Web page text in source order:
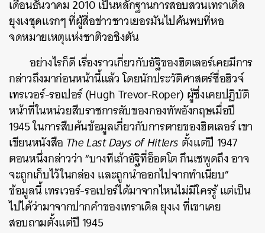
เดือนธันวาคม 2010 เป็นหลักฐานการสอบสวนเทราเดิล
ยุงเงชุดแรกๆ ที่ผู้สื่อข่าวชาวเยอรมันไปค้นพบที่หอ
จดหมายเหตุแห่งชาติวอชิงตัน
อย่างไรก็ดี เรื่องราวเกี่ยวกับอัฐิของฮิตเลอร์เคยมีการ
กล่าวถึงมาก่อนหน้านี้แล้ว โดยนักประวัติศาสตร์ชื่อฮิวจ์
เทรเวอร์-รอเปอร์ (Hugh Trevor-Roper) ผู้ซึ่งเคยปฏิบัติ
หน้าที่ในหน่วยสืบราชการลับของกองทัพอังกฤษเมื่อปี
1945 ในการสืบค้นข้อมูลเกี่ยวกับการตายของฮิตเลอร์ เขา
เขียนหนังสือ The Last Days of Hitlers ตั้งแต่ปี 1947
ตอนหนึ่งกล่าวว่า “บางทีเถ้าอัฐิที่อ็อตโต กึนเชพูดถึง อาจ
จะถูกเก็บไว้ในกล่อง และถูกนำออกไปจากทำเนียบ”
ข้อมูลนี้ เทรเวอร์-รอเปอร์ได้มาจากไหนไม่มีใครรู้ แต่เป็น
ไปได้ว่ามาจากปากคำของเทราเดิล ยุงเง ที่เขาเคย
สอบถามตั้งแต่ปี 1945